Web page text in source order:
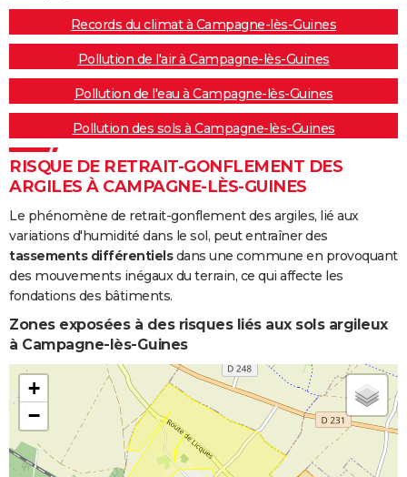
Records du climat à Campagne-lès-Guines
Pollution de l'air à Campagne-lès-Guines
Pollution de l'eau à Campagne-lès-Guines
Pollution des sols à Campagne-lès-Guines
RISQUE DE RETRAIT-GONFLEMENT DES
ARGILES À CAMPAGNE-LÈS-GUINES
Le phénomène de retrait-gonflement des argiles, lié aux
variations d'humidité dans le sol, peut entraîner des
tassements différentielsdans une commune en provoquant
des mouvements inégaux du terrain, ce qui affecte les
fondations des bâtiments.
Zones exposées à des risques liés aux sols argileux
à Campagne-lès-Guines
+
−